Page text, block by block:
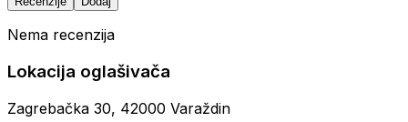
Nema recenzija
Lokacija oglašivača
Zagrebačka 30, 42000 Varaždin